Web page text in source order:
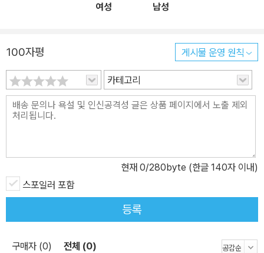
여성
남성
100자평 게시물 운영 원칙
카테고리
현재 0/280byte (한글 140자 이내)
스포일러 포함
등록
구매자 (0) 전체 (0)